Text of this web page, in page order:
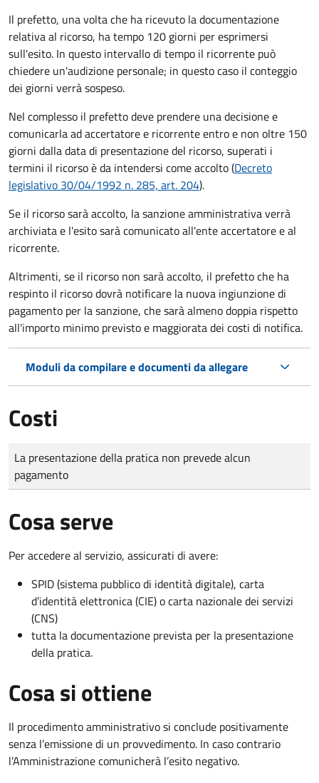
Il prefetto, una volta che ha ricevuto la documentazione
relativa al ricorso, ha tempo 120 giorni per esprimersi
sull'esito. In questo intervallo di tempo il ricorrente può
chiedere un'audizione personale; in questo caso il conteggio
dei giorni verrà sospeso.
Nel complesso il prefetto deve prendere una decisione e
comunicarla ad accertatore e ricorrente entro e non oltre 150
giorni dalla data di presentazione del ricorso, superati i
termini il ricorso è da intendersi come accolto (Decreto
legislativo 30/04/1992 n. 285, art. 204).
Se il ricorso sarà accolto, la sanzione amministrativa verrà
archiviata e l'esito sarà comunicato all'ente accertatore e al
ricorrente.
Altrimenti, se il ricorso non sarà accolto, il prefetto che ha
respinto il ricorso dovrà notificare la nuova ingiunzione di
pagamento per la sanzione, che sarà almeno doppia rispetto
all'importo minimo previsto e maggiorata dei costi di notifica.
Moduli da compilare e documenti da allegare
Costi
Tipo di pagamento
Importo
La presentazione della pratica non prevede alcun
pagamento
Cosa serve
Per accedere al servizio, assicurati di avere:
SPID (sistema pubblico di identità digitale), carta
d’identità elettronica (CIE) o carta nazionale dei servizi
(CNS)
tutta la documentazione prevista per la presentazione
della pratica.
Cosa si ottiene
Il procedimento amministrativo si conclude positivamente
senza l’emissione di un provvedimento. In caso contrario
l’Amministrazione comunicherà l’esito negativo.